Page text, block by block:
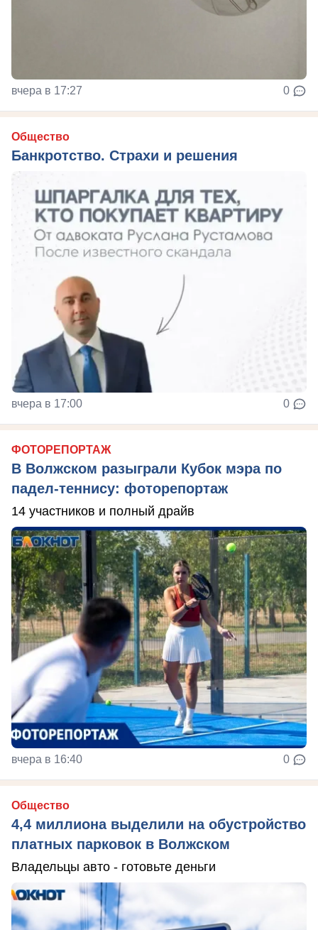
вчера в 17:27 0
Общество
Банкротство. Страхи и решения
вчера в 17:00 0
ФОТОРЕПОРТАЖ
В Волжском разыграли Кубок мэра по
падел-теннису: фоторепортаж
14 участников и полный драйв
вчера в 16:40 0
Общество
4,4 миллиона выделили на обустройство
платных парковок в Волжском
Владельцы авто - готовьте деньги